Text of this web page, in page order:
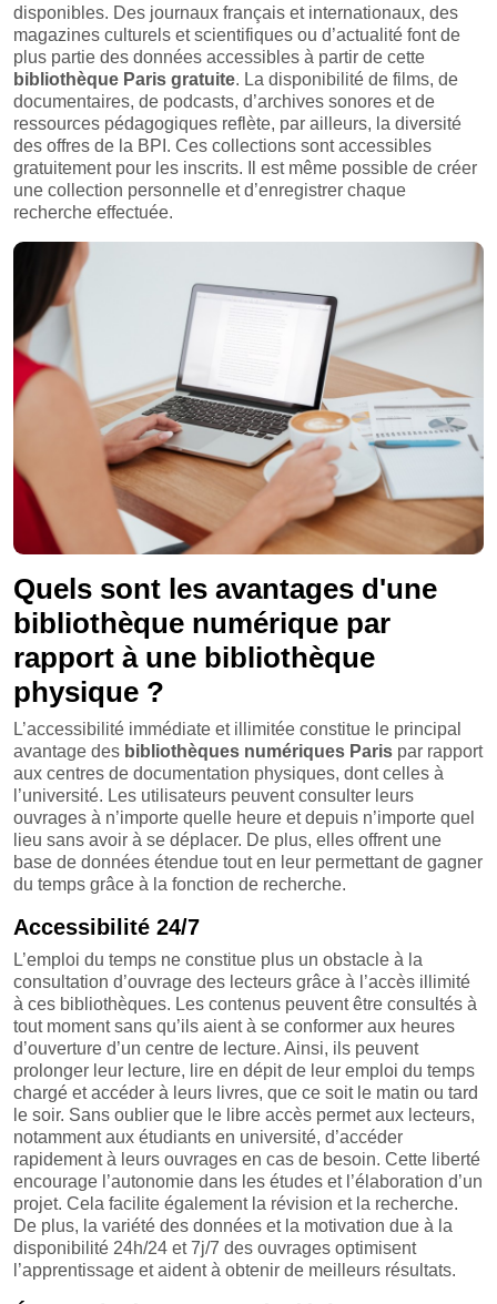
disponibles. Des journaux français et internationaux, des
magazines culturels et scientifiques ou d’actualité font de
plus partie des données accessibles à partir de cette
bibliothèque Paris gratuite. La disponibilité de films, de
documentaires, de podcasts, d’archives sonores et de
ressources pédagogiques reflète, par ailleurs, la diversité
des offres de la BPI. Ces collections sont accessibles
gratuitement pour les inscrits. Il est même possible de créer
une collection personnelle et d’enregistrer chaque
recherche effectuée.
Quels sont les avantages d'une
bibliothèque numérique par
rapport à une bibliothèque
physique ?
L’accessibilité immédiate et illimitée constitue le principal
avantage des bibliothèques numériques Paris par rapport
aux centres de documentation physiques, dont celles à
l’université. Les utilisateurs peuvent consulter leurs
ouvrages à n’importe quelle heure et depuis n’importe quel
lieu sans avoir à se déplacer. De plus, elles offrent une
base de données étendue tout en leur permettant de gagner
du temps grâce à la fonction de recherche.
Accessibilité 24/7
L’emploi du temps ne constitue plus un obstacle à la
consultation d’ouvrage des lecteurs grâce à l’accès illimité
à ces bibliothèques. Les contenus peuvent être consultés à
tout moment sans qu’ils aient à se conformer aux heures
d’ouverture d’un centre de lecture. Ainsi, ils peuvent
prolonger leur lecture, lire en dépit de leur emploi du temps
chargé et accéder à leurs livres, que ce soit le matin ou tard
le soir. Sans oublier que le libre accès permet aux lecteurs,
notamment aux étudiants en université, d’accéder
rapidement à leurs ouvrages en cas de besoin. Cette liberté
encourage l’autonomie dans les études et l’élaboration d’un
projet. Cela facilite également la révision et la recherche.
De plus, la variété des données et la motivation due à la
disponibilité 24h/24 et 7j/7 des ouvrages optimisent
l’apprentissage et aident à obtenir de meilleurs résultats.